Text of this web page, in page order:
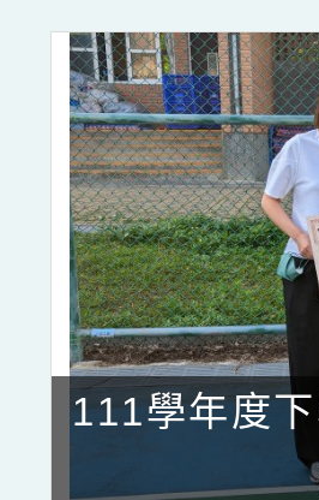
111學年度